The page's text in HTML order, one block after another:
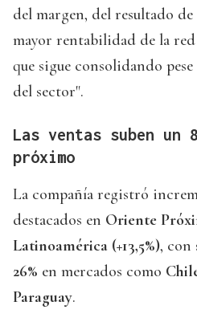
del margen, del resultado
mayor rentabilidad de la red
que sigue consolidando
del sector".
Las ventas suben un
próximo
La compañía registró
destacados en Oriente
Latinoamérica (+13,5%), con
26% en mercados como
Paraguay.